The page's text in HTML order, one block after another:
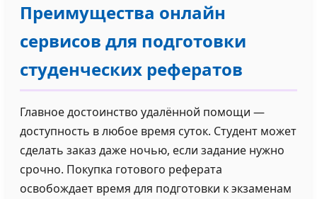
Преимущества онлайн
сервисов для подготовки
студенческих рефератов
Главное достоинство удалённой помощи —
доступность в любое время суток. Студент может
сделать заказ даже ночью, если задание нужно
срочно. Покупка готового реферата
освобождает время для подготовки к экзаменам